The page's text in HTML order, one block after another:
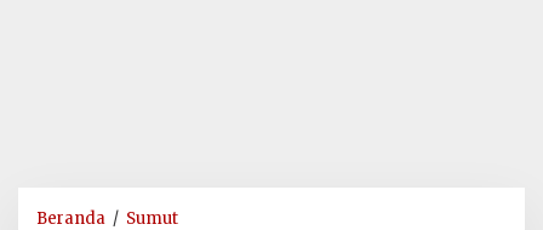
Beranda / SumutSatlantas